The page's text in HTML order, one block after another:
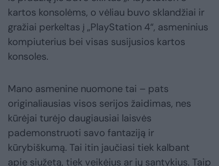
kartos konsolėms, o vėliau buvo sklandžiai ir
gražiai perkeltas į „PlayStation 4“, asmeninius
kompiuterius bei visas susijusios kartos
konsoles.
Mano asmenine nuomone tai – pats
originaliausias visos serijos žaidimas, nes
kūrėjai turėjo daugiausiai laisvės
pademonstruoti savo fantaziją ir
kūrybiškumą. Tai itin jaučiasi tiek kalbant
apie siužetą, tiek veikėjus ar jų santykius. Taip